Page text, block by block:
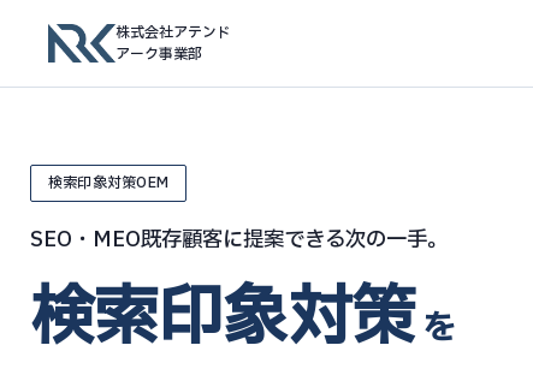
株式会社アテンド
アーク事業部
検索印象対策OEM
SEO・MEO既存顧客に提案できる次の一手。
検索印象対策を